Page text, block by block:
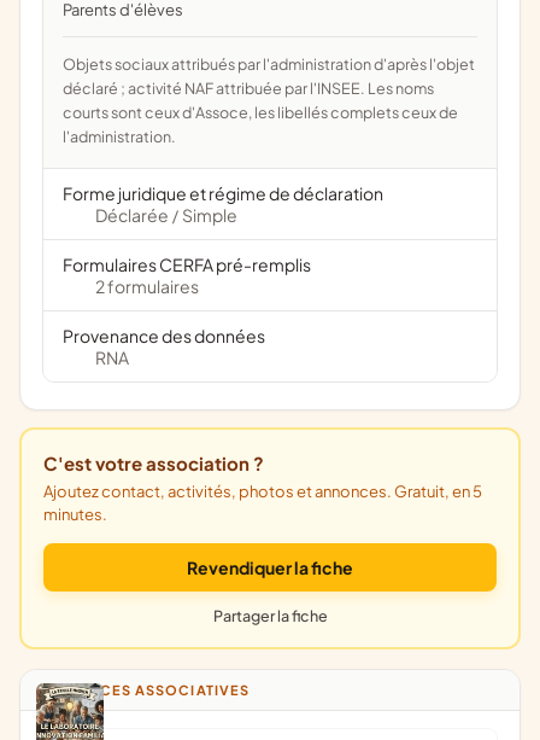
parents d'élèves
Objets sociaux attribués par l'administration d'après l'objet
déclaré ; activité NAF attribuée par l'INSEE. Les noms
courts sont ceux d'Assoce, les libellés complets ceux de
l'administration.
Forme juridique et régime de déclaration
Déclarée / Simple
Formulaires CERFA pré-remplis
2 formulaires
Provenance des données
RNA
C'est votre association ?
Ajoutez contact, activités, photos et annonces. Gratuit, en 5
minutes.
Revendiquer la fiche
Partager la fiche
ANNONCES ASSOCIATIVES